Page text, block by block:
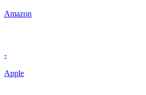
Amazon
-
Apple